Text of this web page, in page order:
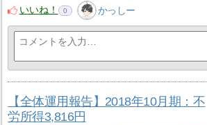
いいね！
0 かっしー
【全体運用報告】2018年10月期：不
労所得3,816円